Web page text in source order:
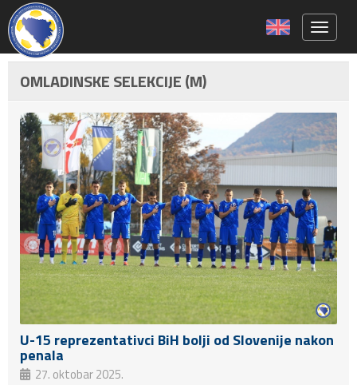
OMLADINSKE SELEKCIJE (M)
U-15 reprezentativci BiH bolji od Slovenije nakon
penala
27. oktobar 2025.